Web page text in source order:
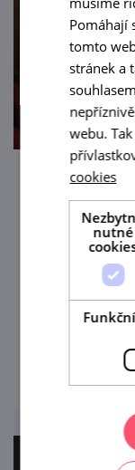
Čtyřdenní
divadel
Pomáhají
tomto
stránek a
webu.
cookies
nutné